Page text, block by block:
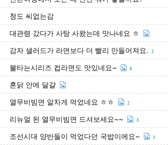
청도 씨없는감
대관령 갔다가 사탕 사왔는데 맛나네요 ㅎ
감자 샐러드가 라면보다 더 빨리 만들어져요. 2
불타는시리즈 컵라면도 맛있네요~ 6
혼닭 안에 달걀
열무비빔면 알차게 먹었네요 ㅎㅎ 2
리뉴얼 된 열무비빔면 드셔보세요~~ 3
조선시대 양반들이 먹었다던 국밥이에요~ 1